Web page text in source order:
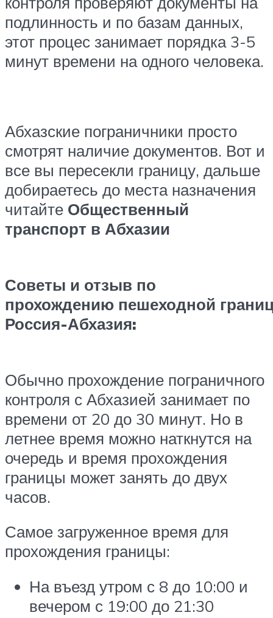
подлинность и по базам данных,
этот процес занимает порядка 3-5
минут времени на одного человека.
Абхазские пограничники просто
смотрят наличие документов. Вот и
все вы пересекли границу, дальше
добираетесь до места назначения
читайте Общественный
транспорт в Абхазии
Советы и отзыв по
прохождению пешеходной
Россия-Абхазия:
Обычно прохождение пограничного
контроля с Абхазией занимает по
времени от 20 до 30 минут. Но в
летнее время можно наткнутся на
очередь и время прохождения
границы может занять до двух
часов.
Самое загруженное время для
прохождения границы:
На въезд утром с 8 до 10:00 и
вечером с 19:00 до 21:30